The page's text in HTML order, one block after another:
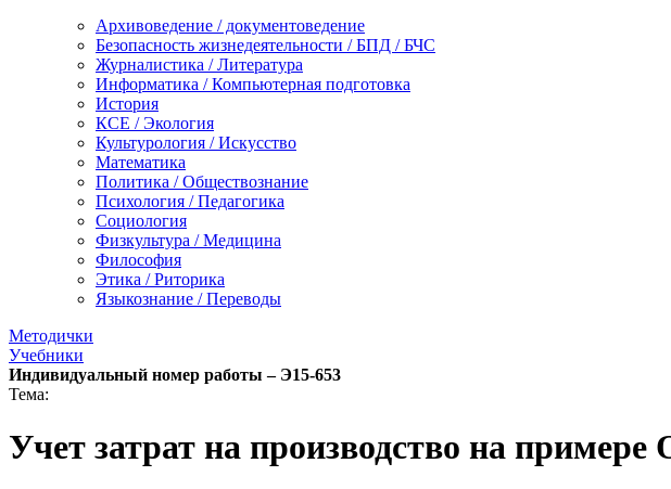
Архивоведение / документоведение
Безопасность жизнедеятельности / БПД / БЧС
Журналистика / Литература
Информатика / Компьютерная подготовка
История
КСЕ / Экология
Культурология / Искусство
Математика
Политика / Обществознание
Психология / Педагогика
Социология
Физкультура / Медицина
Философия
Этика / Риторика
Языкознание / Переводы
Методички
Учебники
Индивидуальный номер работы – Э15-653
Тема:
Учет затрат на производство на